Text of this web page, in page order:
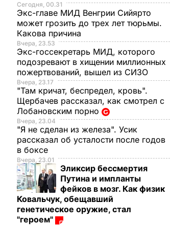
Сегодня, 00.31
Экс-главе МИД Венгрии Сийярто
может грозить до трех лет тюрьмы.
Какова причина
Вчера, 23.53
Экс-госсекретарь МИД, которого
подозревают в хищении миллионных
пожертвований, вышел из СИЗО
Вчера, 23.17
"Там кричат, беспредел, кровь".
Щербачев рассказал, как смотрел с
Лобановским порно
Вчера, 23.04
"Я не сделан из железа". Усик
рассказал об усталости после годов
в боксе
Вчера, 23.01
Эликсир бессмертия
Путина и импланты
фейков в мозг. Как физик
Ковальчук, обещавший
генетическое оружие, стал
"героем"